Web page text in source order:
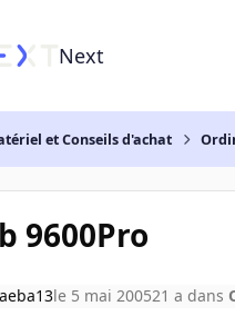
Next
et Conseils d'achat
9600Pro
le 5 mai 200521 a dans